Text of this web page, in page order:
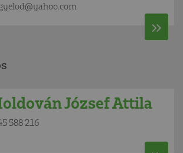
József Attila
588 216